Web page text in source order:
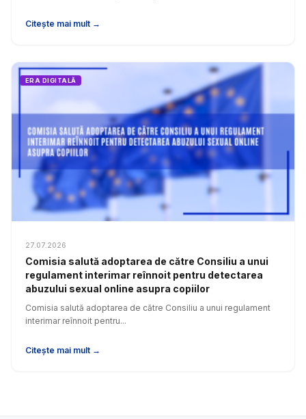
Citește mai mult →
ERA DIGITALĂ
27.07.2026
Comisia salută adoptarea de către Consiliu a unui
regulament interimar reînnoit pentru detectarea
abuzului sexual online asupra copiilor
Comisia salută adoptarea de către Consiliu a unui regulament
interimar reînnoit pentru...
Citește mai mult →